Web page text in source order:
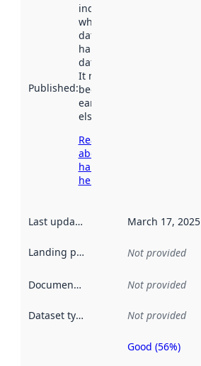
Published:
indicates
when the
dataset was
harvested by
data.norge.no.
It may have
been available
earlier
elsewhere.
Read more
about
harvesting
here
Last updated March 17, 2025
Landing page Not provided
Documentation Not provided
Dataset type Not provided
Metadata
Good (56%)